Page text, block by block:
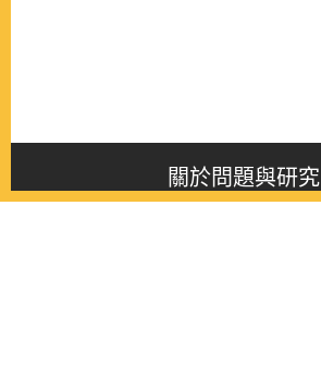
關於問題與研究
About this journal